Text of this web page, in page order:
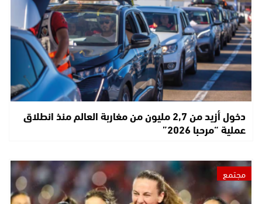
دخول أزيد من 2,7 مليون من مغاربة العالم منذ انطلاق
عملية “مرحبا 2026”
مجتمع